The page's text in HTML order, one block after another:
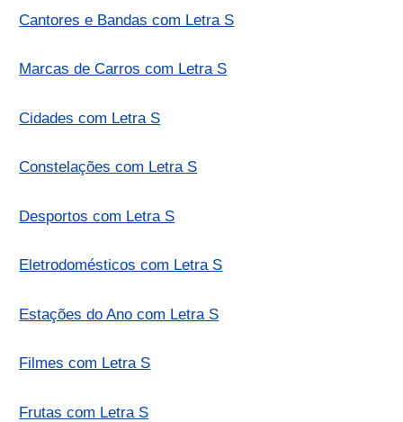
Cantores e Bandas com Letra S
Marcas de Carros com Letra S
Cidades com Letra S
Constelações com Letra S
Desportos com Letra S
Eletrodomésticos com Letra S
Estações do Ano com Letra S
Filmes com Letra S
Frutas com Letra S